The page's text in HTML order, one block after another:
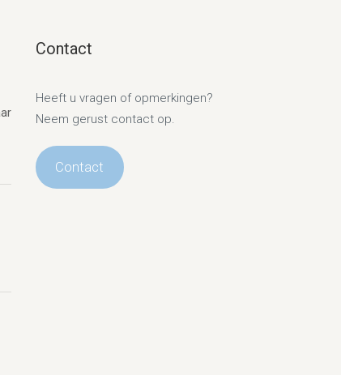
Contact
Heeft u vragen of opmerkingen?
Neem gerust contact op.
Contact